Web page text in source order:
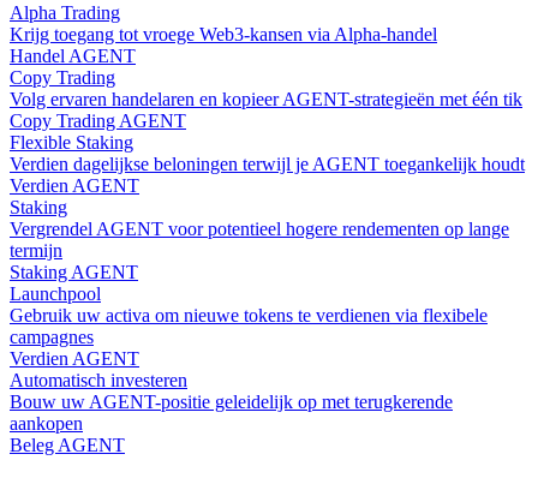
Alpha Trading
Krijg toegang tot vroege Web3-kansen via Alpha-handel
Handel AGENT
Copy Trading
Volg ervaren handelaren en kopieer AGENT-strategieën met één tik
Copy Trading AGENT
Flexible Staking
Verdien dagelijkse beloningen terwijl je AGENT toegankelijk houdt
Verdien AGENT
Staking
Vergrendel AGENT voor potentieel hogere rendementen op lange
termijn
Staking AGENT
Launchpool
Gebruik uw activa om nieuwe tokens te verdienen via flexibele
campagnes
Verdien AGENT
Automatisch investeren
Bouw uw AGENT-positie geleidelijk op met terugkerende
aankopen
Beleg AGENT